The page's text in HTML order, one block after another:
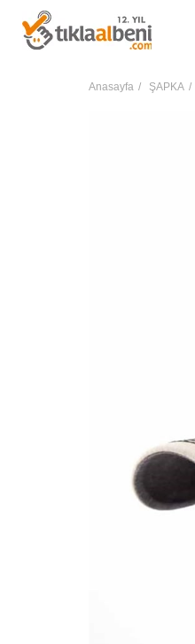
Anasayfa ŞAPKA